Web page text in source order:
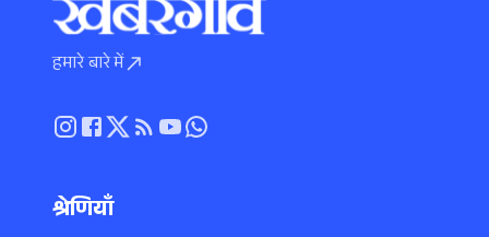
हमारे बारे में
श्रेणियाँ